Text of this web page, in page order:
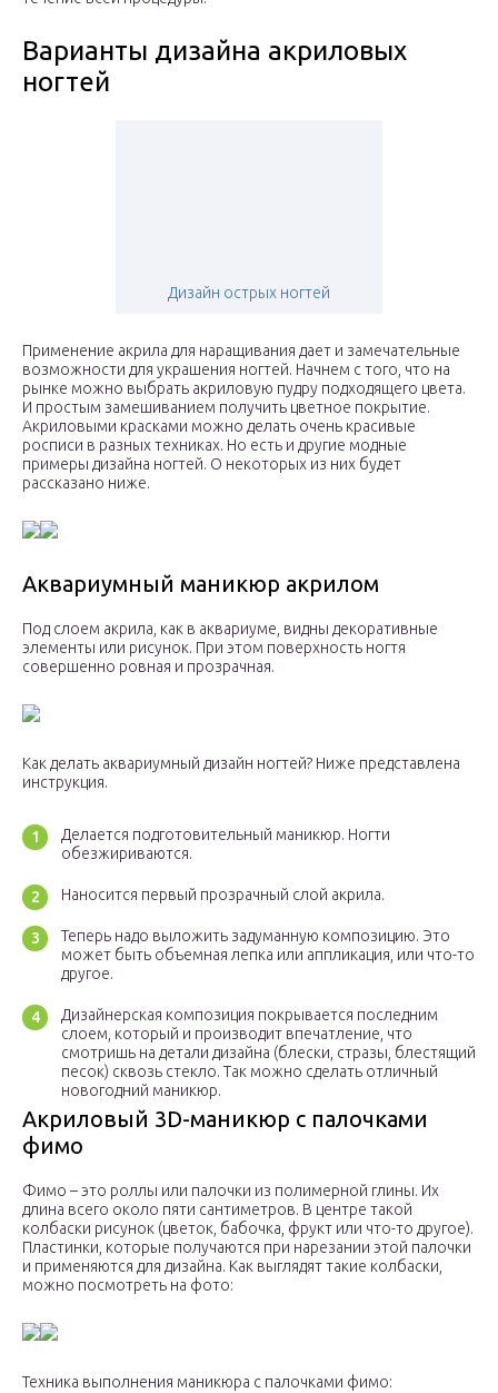
Варианты дизайна акриловых
ногтей
Дизайн острых ногтей
Применение акрила для наращивания дает и замечательные
возможности для украшения ногтей. Начнем с того, что на
рынке можно выбрать акриловую пудру подходящего цвета.
И простым замешиванием получить цветное покрытие.
Акриловыми красками можно делать очень красивые
росписи в разных техниках. Но есть и другие модные
примеры дизайна ногтей. О некоторых из них будет
рассказано ниже.
Аквариумный маникюр акрилом
Под слоем акрила, как в аквариуме, видны декоративные
элементы или рисунок. При этом поверхность ногтя
совершенно ровная и прозрачная.
Как делать аквариумный дизайн ногтей? Ниже представлена
инструкция.
Делается подготовительный маникюр. Ногти
обезжириваются.
Наносится первый прозрачный слой акрила.
Теперь надо выложить задуманную композицию. Это
может быть объемная лепка или аппликация, или что-то
другое.
Дизайнерская композиция покрывается последним
слоем, который и производит впечатление, что
смотришь на детали дизайна (блески, стразы, блестящий
песок) сквозь стекло. Так можно сделать отличный
новогодний маникюр.
Акриловый 3D-маникюр с палочками
фимо
Фимо – это роллы или палочки из полимерной глины. Их
длина всего около пяти сантиметров. В центре такой
колбаски рисунок (цветок, бабочка, фрукт или что-то другое).
Пластинки, которые получаются при нарезании этой палочки
и применяются для дизайна. Как выглядят такие колбаски,
можно посмотреть на фото:
Техника выполнения маникюра с палочками фимо: